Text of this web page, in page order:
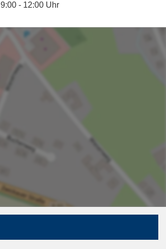
9:00 - 12:00 Uhr